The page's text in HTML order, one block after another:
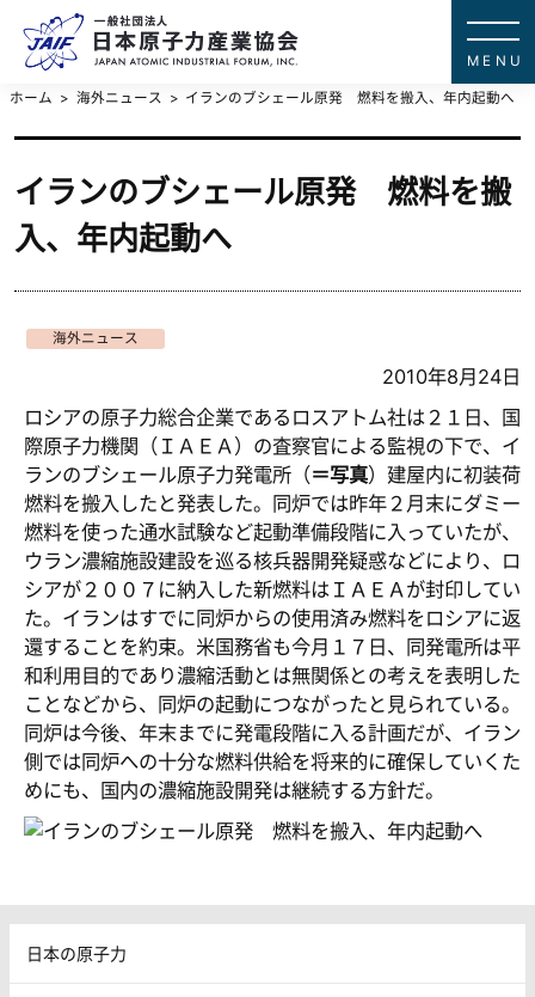
ホーム 海外ニュース イランのブシェール原発 燃料を搬入、年内起動へ
イランのブシェール原発 燃料を搬
入、年内起動へ
海外ニュース
2010年8月24日
ロシアの原子力総合企業であるロスアトム社は２１日、国
際原子力機関（ＩＡＥＡ）の査察官による監視の下で、イ
ランのブシェール原子力発電所（＝写真）建屋内に初装荷
燃料を搬入したと発表した。同炉では昨年２月末にダミー
燃料を使った通水試験など起動準備段階に入っていたが、
ウラン濃縮施設建設を巡る核兵器開発疑惑などにより、ロ
シアが２００７に納入した新燃料はＩＡＥＡが封印してい
た。イランはすでに同炉からの使用済み燃料をロシアに返
還することを約束。米国務省も今月１７日、同発電所は平
和利用目的であり濃縮活動とは無関係との考えを表明した
ことなどから、同炉の起動につながったと見られている。
同炉は今後、年末までに発電段階に入る計画だが、イラン
側では同炉への十分な燃料供給を将来的に確保していくた
めにも、国内の濃縮施設開発は継続する方針だ。
日本の原子力